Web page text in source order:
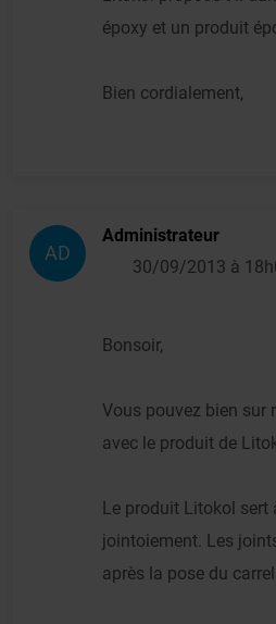
époxy et un produit
Bien cordialement,
AD
Administrateur
30/09/2013 à
Bonsoir,
Vous pouvez bien sur
avec le produit de
Le produit Litokol sert
jointoiement. Les
après la pose du